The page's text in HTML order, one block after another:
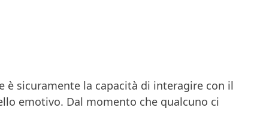
è sicuramente la capacità di interagire con il
emotivo. Dal momento che qualcuno ci